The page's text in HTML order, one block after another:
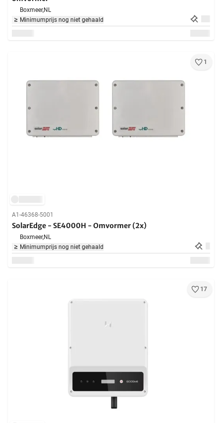
Boxmeer,NL
Minimumprijs nog niet gehaald
1
A1-46368-5001
SolarEdge - SE4000H - Omvormer (2x)
Boxmeer,NL
Minimumprijs nog niet gehaald
17